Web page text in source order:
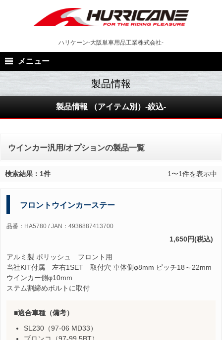
ハリケーン-大阪単車用品工業株式会社-
メニュー
製品情報 （アイテム別）-絞込-
ウインカー汎用/オプションの製品一覧
検索結果：1件 1〜1件を表示中
フロントウインカーステー
品番：HA5780 / JAN：4936887413700
1,650円(税込)
アルミ製 ポリッシュ フロント用
当社KIT付属 左右1SET 取付穴 車体側φ8mm ピッチ18～22mm
ウインカー側φ10mm
ステム割締めボルトに取付
適合車種（備考）
SL230（97-06 MD33）
ブロンコ（97-99 5BT）